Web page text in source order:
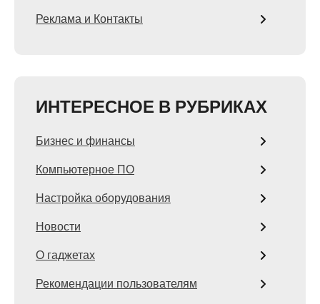
Реклама и Контакты
ИНТЕРЕСНОЕ В РУБРИКАХ
Бизнес и финансы
Компьютерное ПО
Настройка оборудования
Новости
О гаджетах
Рекомендации пользователям